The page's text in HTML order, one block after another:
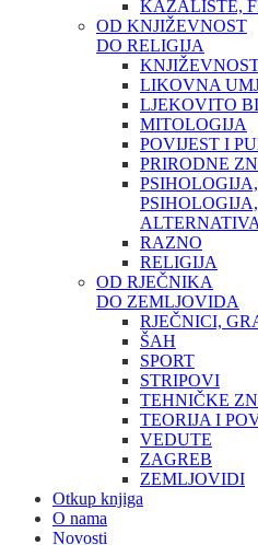
KAZALIŠTE,
OD KNJIŽEVNOST
DO RELIGIJA
LIKOVNA
LJEKOVITO
MITOLOGIJA
POVIJEST I
PRIRODNE
PSIHOLOGIJA,
ALTERNATIVA
RAZNO
RELIGIJA
OD RJEČNIKA
DO ZEMLJOVIDA
RJEČNICI,
ŠAH
SPORT
STRIPOVI
TEHNIČKE
TEORIJA I
VEDUTE
ZAGREB
ZEMLJOVIDI
Otkup knjiga
O nama
Novosti